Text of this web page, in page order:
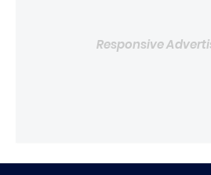
Responsive